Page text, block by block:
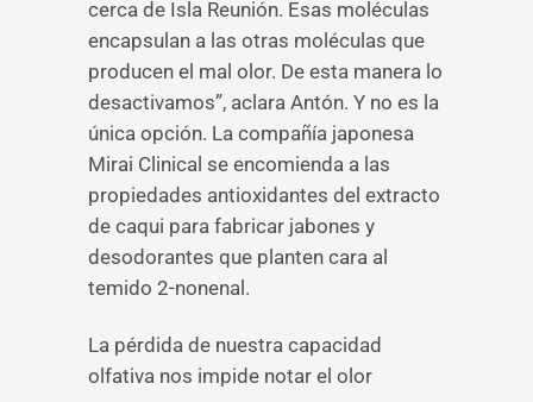
cerca de Isla Reunión. Esas moléculas
encapsulan a las otras moléculas que
producen el mal olor. De esta manera lo
desactivamos”, aclara Antón. Y no es la
única opción. La compañía japonesa
Mirai Clinical se encomienda a las
propiedades antioxidantes del extracto
de caqui para fabricar jabones y
desodorantes que planten cara al
temido 2-nonenal.
La pérdida de nuestra capacidad
olfativa nos impide notar el olor